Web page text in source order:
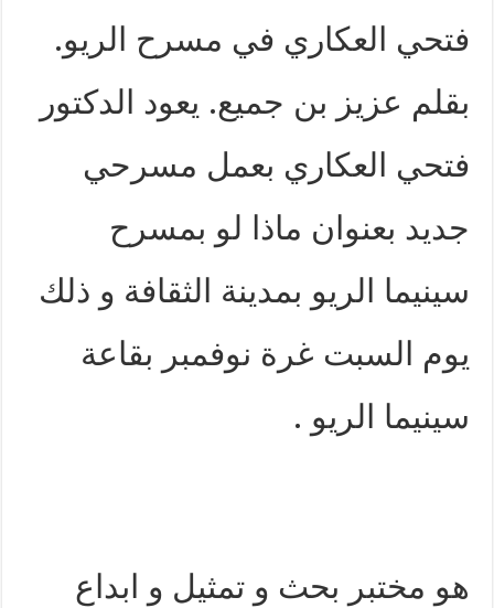
فتحي العكاري في مسرح الريو.
بقلم عزيز بن جميع. يعود الدكتور
فتحي العكاري بعمل مسرحي
جديد بعنوان ماذا لو بمسرح
سينيما الريو بمدينة الثقافة و ذلك
يوم السبت غرة نوفمبر بقاعة
سينيما الريو .
هو مختبر بحث و تمثيل و ابداع